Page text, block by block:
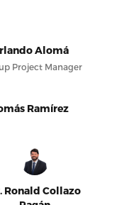
Alomá
Project Manager
Ramírez
Ronald Collazo